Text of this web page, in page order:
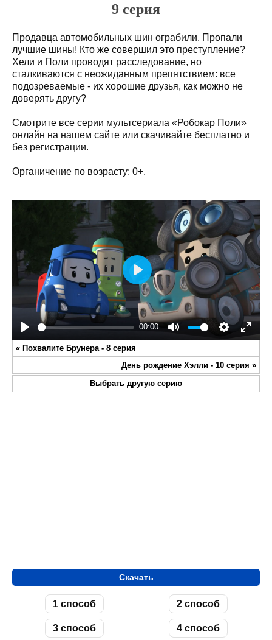
9 серия
Продавца автомобильных шин ограбили. Пропали
лучшие шины! Кто же совершил это преступление?
Хели и Поли проводят расследование, но
сталкиваются с неожиданным препятствием: все
подозреваемые - их хорошие друзья, как можно не
доверять другу?
Смотрите все серии мультсериала «Робокар Поли»
онлайн на нашем сайте или скачивайте бесплатно и
без регистрации.
Органичение по возрасту: 0+.
Play
00:00
Mute Settings
Enter
Play
« Похвалите Брунера - 8 серия
День рождение Хэлли - 10 серия »
Выбрать другую серию
Скачать
1 способ 2 способ
3 способ 4 способ